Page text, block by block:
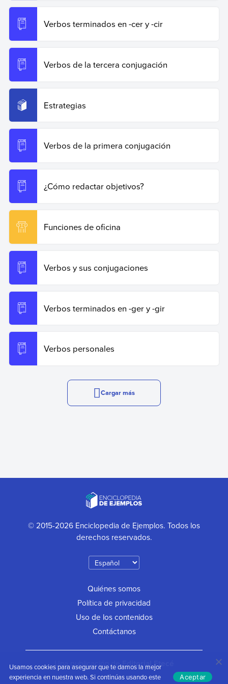
Verbos terminados en -cer y -cir
Verbos de la tercera conjugación
Estrategias
Verbos de la primera conjugación
¿Cómo redactar objetivos?
Funciones de oficina
Verbos y sus conjugaciones
Verbos terminados en -ger y -gir
Verbos personales
Cargar más
© 2015-2026 Enciclopedia de Ejemplos. Todos los
derechos reservados.
Quiénes somos
Política de privacidad
Uso de los contenidos
Contáctanos
Una publicación deEditorial Etecé
Usamos cookies para asegurar que te damos la mejor
experiencia en nuestra web. Si continúas usando este
Aceptar